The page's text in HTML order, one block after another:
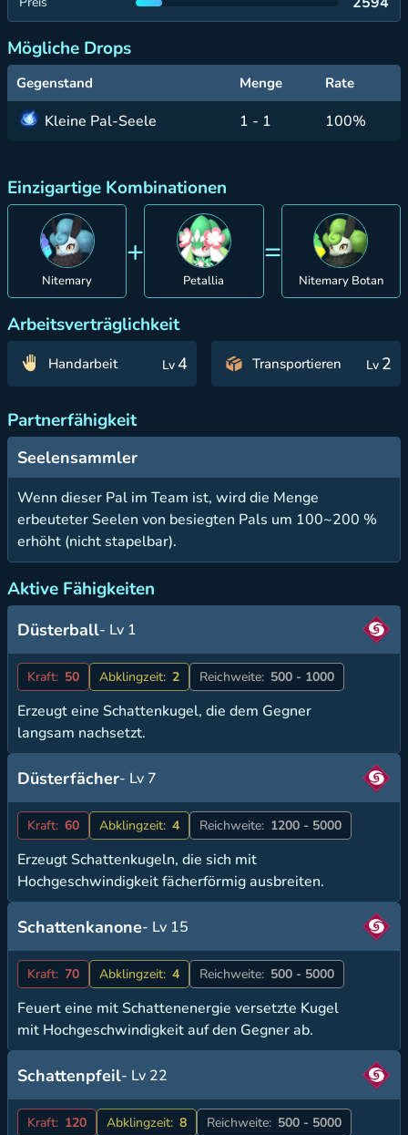
Mögliche Drops
Gegenstand Menge Rate
Kleine Pal-Seele 1 - 1 100%
Einzigartige Kombinationen
Nitemary
+
Petallia
=
Nitemary Botan
Arbeitsverträglichkeit
Handarbeit Lv4 Transportieren Lv 2
Partnerfähigkeit
Seelensammler
Wenn dieser Pal im Team ist, wird die Menge
erbeuteter Seelen von besiegten Pals um 100~200 %
erhöht (nicht stapelbar).
Aktive Fähigkeiten
Düsterball- Lv 1
Kraft: 50 Abklingzeit: 2 Reichweite: 500 - 1000
Erzeugt eine Schattenkugel, die dem Gegner
langsam nachsetzt.
Düsterfächer- Lv 7
Kraft: 60 Abklingzeit: 4 Reichweite: 1200 - 5000
Erzeugt Schattenkugeln, die sich mit
Hochgeschwindigkeit fächerförmig ausbreiten.
Schattenkanone- Lv 15
Kraft: 70 Abklingzeit: 4 Reichweite: 500 - 5000
Feuert eine mit Schattenenergie versetzte Kugel
mit Hochgeschwindigkeit auf den Gegner ab.
Schattenpfeil- Lv 22
Kraft: 120 Abklingzeit: 8 Reichweite: 500 - 5000